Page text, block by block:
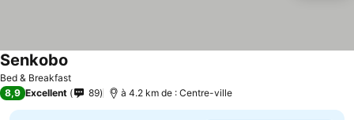
Bed & Breakfast
Senkobo
8,9 Excellent 89 à 4.2 km de : Centre-ville